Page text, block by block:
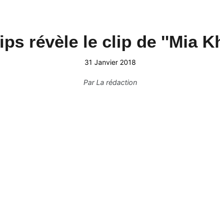
révèle le clip de ''Mia
31 Janvier 2018
ParLa rédaction